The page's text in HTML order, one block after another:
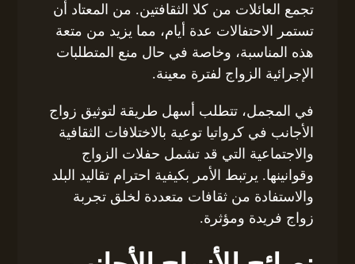
تجمع العائلات من كلا الثقافتين. من المعتاد أن
تستمر الاحتفالات عدة أيام، مما يزيد من متعة
هذه المناسبة، وخاصة في حال منع المتطلبات
الإجرائية الزواج لفترة معينة.
في المجمل، تتطلب أسهل طريقة لتوثيق زواج
الأجانب في كرواتيا توعية بالاختلافات الثقافية
والاجتماعية التي قد تشمل حفلات الزواج
وقوانينها. يرتبط الأمر بكيفية احترام تقاليد البلد
والاستفادة من ثقافات متعددة لخلق تجربة
زواج فريدة ومؤثرة.